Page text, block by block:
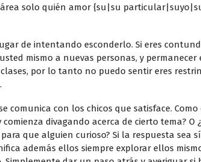
solo quién amor {su|su
de intentando esconderlo. Si eres
mismo a nuevas personas, y permanecer
por lo tanto no puedo sentir eres
comunica con los chicos que satisface.
divagando acerca de cierto tema? O
que alguien curioso? Si la respuesta sea
además ellos siempre explorar ellos